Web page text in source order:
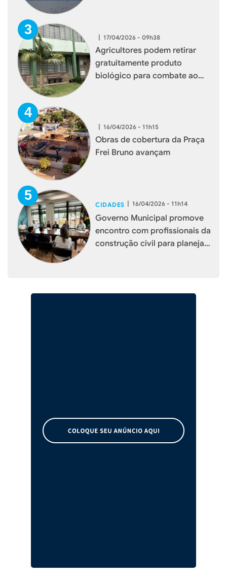
| 17/04/2026 - 09h38
Agricultores podem retirar
gratuitamente produto
biológico para combate ao
| 16/04/2026 - 11h15
Obras de cobertura da Praça
Frei Bruno avançam
CIDADES | 16/04/2026 - 11h14
Governo Municipal promove
encontro com profissionais da
construção civil para planejar